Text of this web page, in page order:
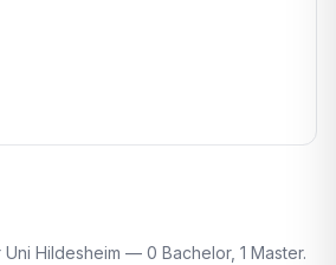
Hildesheim — 0 Bachelor, 1 Master.